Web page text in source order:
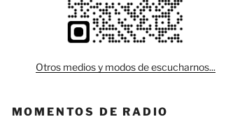
Otros medios y modos de escucharnos...
MOMENTOS DE RADIO